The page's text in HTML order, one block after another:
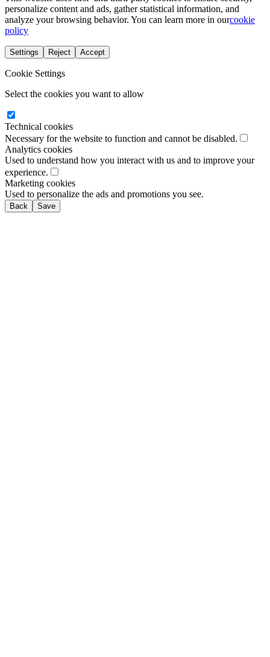
personalize content and ads, gather statistical information, and
analyze your browsing behavior. You can learn more in ourcookie
policy
Settings Reject Accept
Cookie Settings
Select the cookies you want to allow
Technical cookies
Necessary for the website to function and cannot be disabled.
Analytics cookies
Used to understand how you interact with us and to improve your
experience.
Marketing cookies
Used to personalize the ads and promotions you see.
Back Save